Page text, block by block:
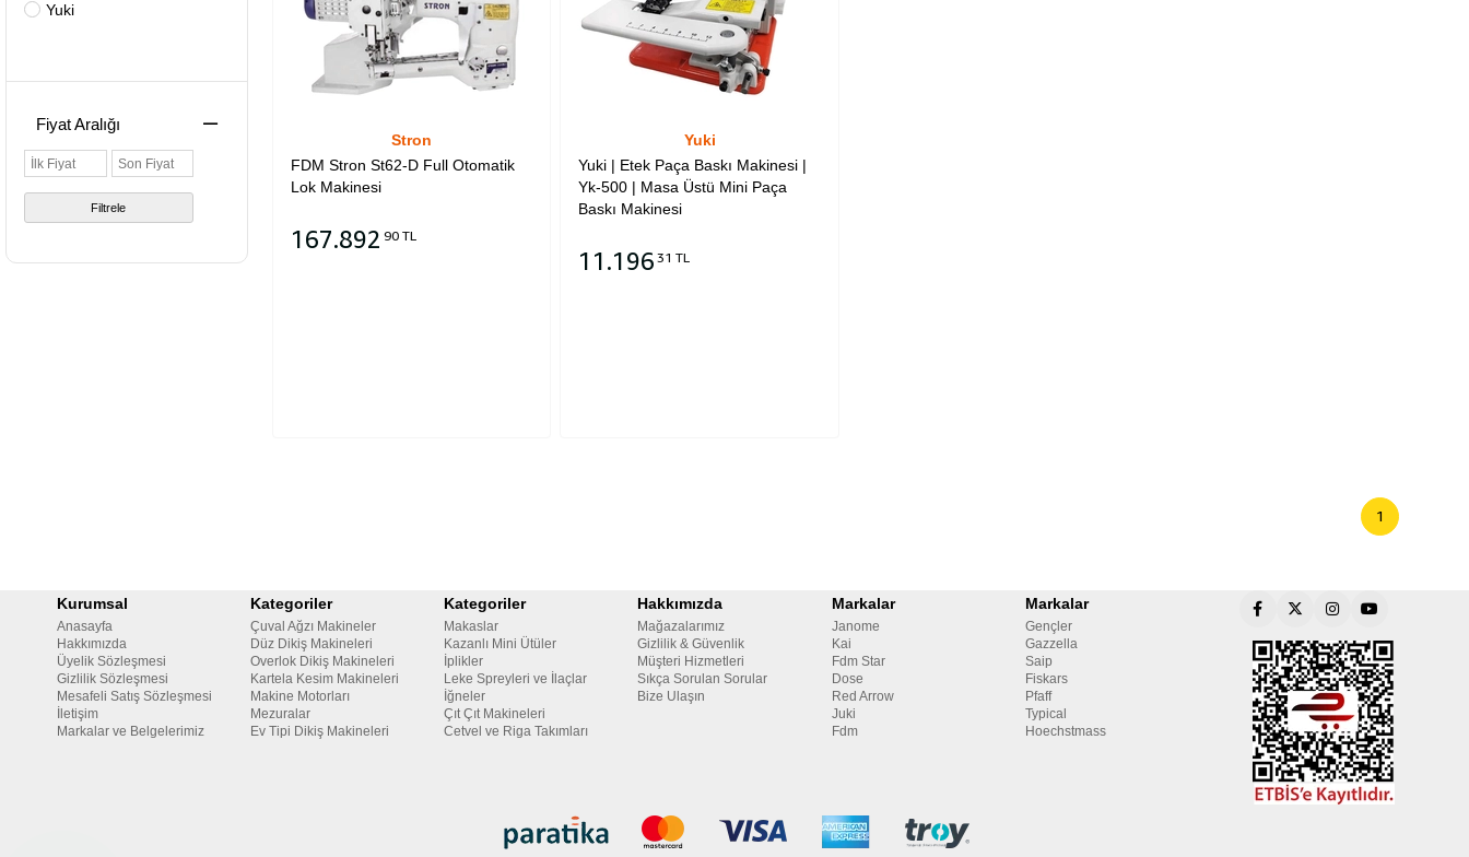
Yuki
Fiyat Aralığı
Filtrele
Stron
FDM Stron St62-D Full Otomatik
Lok Makinesi
167.892 90 TL
Yuki
Yuki | Etek Paça Baskı Makinesi |
Yk-500 | Masa Üstü Mini Paça
Baskı Makinesi
11.196 31 TL
1
Kurumsal
Anasayfa
Hakkımızda
Üyelik Sözleşmesi
Gizlilik Sözleşmesi
Mesafeli Satış Sözleşmesi
İletişim
Markalar ve Belgelerimiz
Kategoriler
Çuval Ağzı Makineler
Düz Dikiş Makineleri
Overlok Dikiş Makineleri
Kartela Kesim Makineleri
Makine Motorları
Mezuralar
Ev Tipi Dikiş Makineleri
Kategoriler
Makaslar
Kazanlı Mini Ütüler
İplikler
Leke Spreyleri ve İlaçlar
İğneler
Çıt Çıt Makineleri
Cetvel ve Riga Takımları
Hakkımızda
Mağazalarımız
Gizlilik & Güvenlik
Müşteri Hizmetleri
Sıkça Sorulan Sorular
Bize Ulaşın
Markalar
Janome
Kai
Fdm Star
Dose
Red Arrow
Juki
Fdm
Markalar
Gençler
Gazzella
Saip
Fiskars
Pfaff
Typical
Hoechstmass